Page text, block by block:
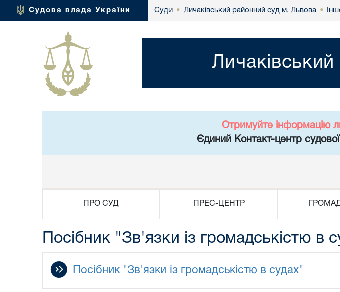
Судова влада України Суди • Личаківський районний суд м. Львова •
Отримуйте інформацію
Єдиний Контакт-центр
ПРО СУД ПРЕС-ЦЕНТР
Посібник "Зв'язки із громадськістю в
Посібник "Зв'язки із громадськістю в судах"